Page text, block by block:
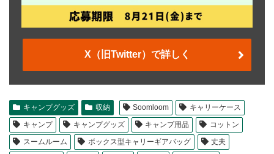
X（旧Twitter）で詳しく
キャンプグッズ 収納 Soomloom
キャリーケース
キャンプ
キャンプグッズ キャンプ用品
コットン
スームルーム
ボックス型キャリーギアバッグ
丈夫